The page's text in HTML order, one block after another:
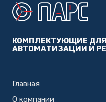
КОМПЛЕКТУЮЩИЕ
АВТОМАТИЗАЦИИ И
Главная
О компании